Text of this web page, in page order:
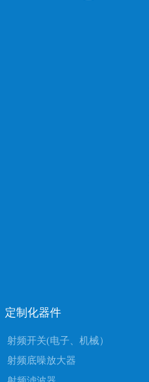
射频开关(电子、机械）
射频底噪放大器
定制化器件